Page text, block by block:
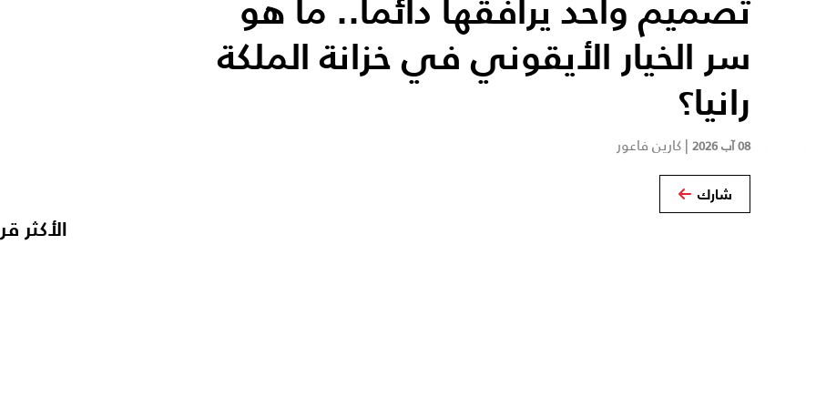
سر الخيار الأيقوني في خزانة الملكة
رانيا؟
08 آب 2026 | كارين فاعور
شارك
الأكثر